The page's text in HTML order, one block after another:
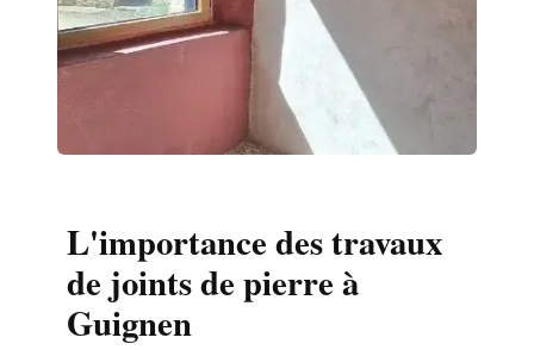
L'importance des travaux
de joints de pierre à
Guignen